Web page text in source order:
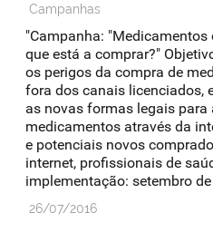
Campanhas
"Campanha:
que está a comprar?"
os perigos da compra de
fora dos canais licenciados,
as novas formas legais para
medicamentos através da
e potenciais novos
internet, profissionais de
implementação: setembro
26/07/2016